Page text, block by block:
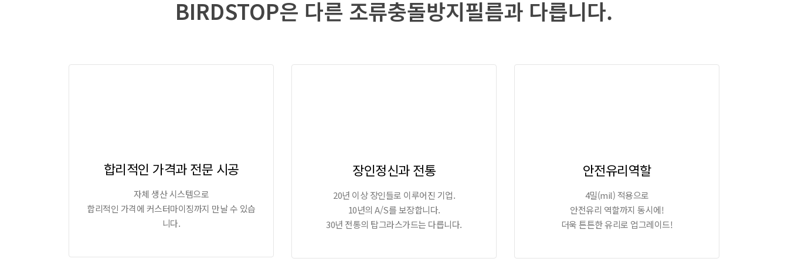
BIRDSTOP은 다른 조류충돌방지필름과 다릅니다.
합리적인 가격과 전문 시공
자체 생산 시스템으로
합리적인 가격에 커스터마이징까지 만날 수 있습
니다.
장인정신과 전통
20년 이상 장인들로 이루어진 기업.
10년의 A/S를 보장합니다.
30년 전통의 탑그라스가드는 다릅니다.
안전유리역할
4밀(mil) 적용으로
안전유리 역할까지 동시에!
더욱 튼튼한 유리로 업그레이드!